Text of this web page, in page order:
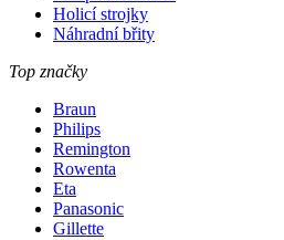
Holicí strojky
Náhradní břity
Top značky
Braun
Philips
Remington
Rowenta
Eta
Panasonic
Gillette